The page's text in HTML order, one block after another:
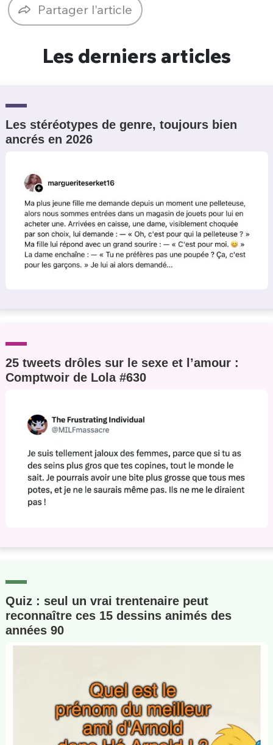
Partager l'article
Les derniers articles
Les stéréotypes de genre, toujours bien
ancrés en 2026
25 tweets drôles sur le sexe et l’amour :
Comptwoir de Lola #630
Quiz : seul un vrai trentenaire peut
reconnaître ces 15 dessins animés des
années 90
Un Thread
C'EST PARTI